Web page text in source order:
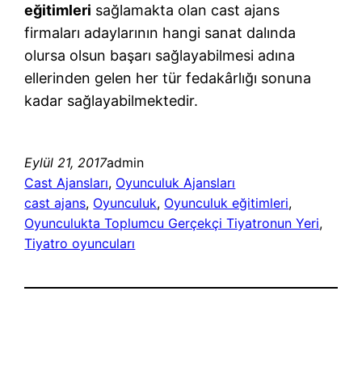
eğitimleri sağlamakta olan cast ajans
firmaları adaylarının hangi sanat dalında
olursa olsun başarı sağlayabilmesi adına
ellerinden gelen her tür fedakârlığı sonuna
kadar sağlayabilmektedir.
Eylül 21, 2017admin
Cast Ajansları, Oyunculuk Ajansları
cast ajans, Oyunculuk, Oyunculuk eğitimleri
Oyunculukta Toplumcu Gerçekçi Tiyatronun Yeri
Tiyatro oyuncuları